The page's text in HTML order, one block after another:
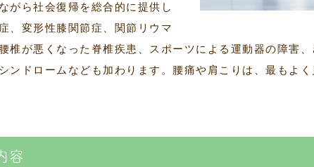
がら社会復帰を総合的に提供し
、変形性膝関節症、関節リウマ
椎が悪くなった脊椎疾患、スポーツによる運動器の障害
ンドロームなども加わります。腰痛や肩こりは、最もよ
容